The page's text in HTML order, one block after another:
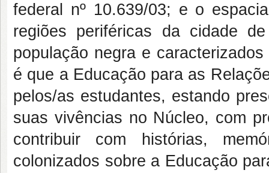
federal nº 10.639/03; e o
regiões periféricas da cidade
população negra e
é que a Educação para as
pelos/as estudantes, estando
suas vivências no Núcleo, com
contribuir com histórias,
colonizados sobre a Educação